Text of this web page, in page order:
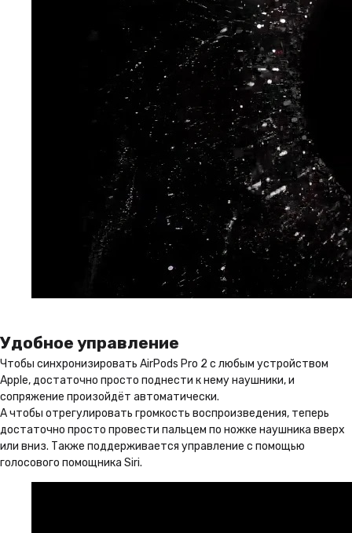
Удобное управление
Чтобы синхронизировать AirPods Pro 2 с любым устройством
Apple, достаточно просто поднести к нему наушники, и
сопряжение произойдёт автоматически.
А чтобы отрегулировать громкость воспроизведения, теперь
достаточно просто провести пальцем по ножке наушника вверх
или вниз. Также поддерживается управление с помощью
голосового помощника Siri.